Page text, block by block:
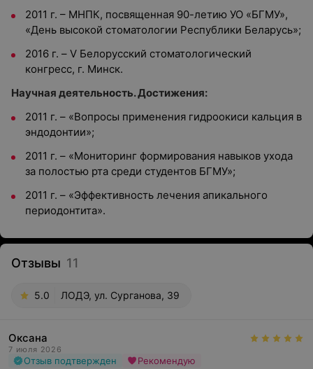
2011 г. – МНПК, посвященная 90-летию УО «БГМУ»,
«День высокой стоматологии Республики Беларусь»;
2016 г. – V Белорусский стоматологический
конгресс, г. Минск.
Научная деятельность. Достижения:
2011 г. – «Вопросы применения гидроокиси кальция в
эндодонтии»;
2011 г. – «Мониторинг формирования навыков ухода
за полостью рта среди студентов БГМУ»;
2011 г. – «Эффективность лечения апикального
периодонтита».
Отзывы 11
5.0 ЛОДЭ, ул. Сурганова, 39
Оксана
7 июля 2026
Отзыв подтвержден Рекомендую